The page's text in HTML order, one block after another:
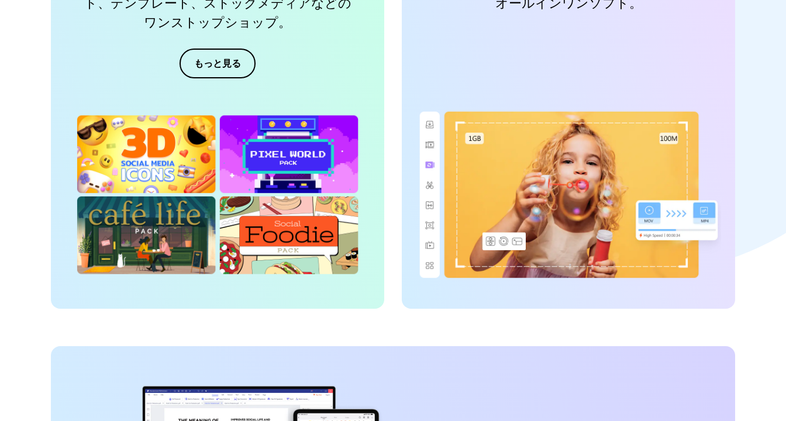
ワンストップショップ。
もっと見る